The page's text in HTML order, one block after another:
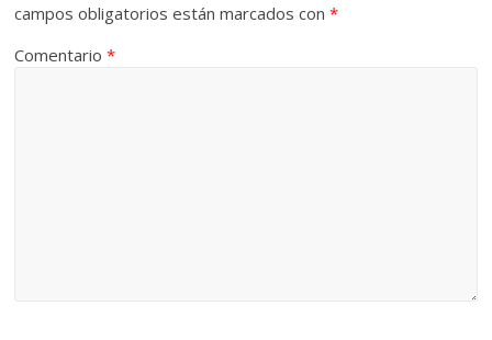
campos obligatorios están marcados con*
Comentario*